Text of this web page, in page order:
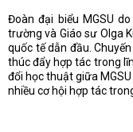
Đoàn đại biểu MGSU
trường và Giáo sư Olga
quốc tế dẫn đầu.
thúc đẩy hợp tác trong
đổi học thuật giữa
nhiều cơ hội hợp tác